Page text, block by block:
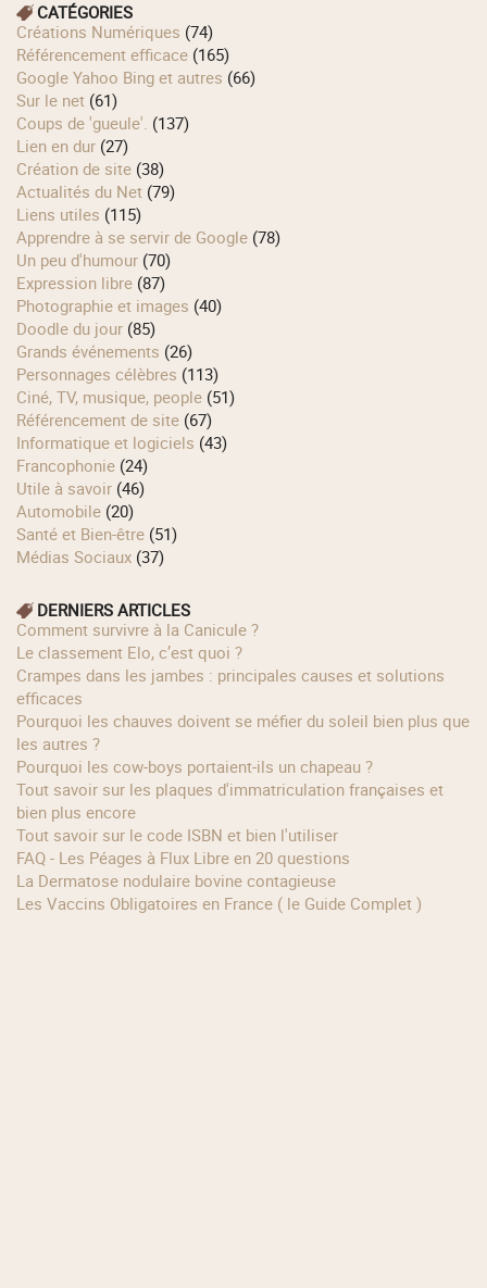
CATÉGORIES
Créations Numériques (74)
Référencement efficace (165)
Google Yahoo Bing et autres (66)
Sur le net (61)
Coups de 'gueule'. (137)
Lien en dur (27)
Création de site (38)
Actualités du Net (79)
Liens utiles (115)
Apprendre à se servir de Google (78)
Un peu d'humour (70)
Expression libre (87)
Photographie et images (40)
Doodle du jour (85)
Grands événements (26)
Personnages célèbres (113)
Ciné, TV, musique, people (51)
Référencement de site (67)
Informatique et logiciels (43)
Francophonie (24)
Utile à savoir (46)
Automobile (20)
Santé et Bien-être (51)
Médias Sociaux (37)
DERNIERS ARTICLES
Comment survivre à la Canicule ?
Le classement Elo, c’est quoi ?
Crampes dans les jambes : principales causes et solutions
efficaces
Pourquoi les chauves doivent se méfier du soleil bien plus que
les autres ?
Pourquoi les cow‑boys portaient‑ils un chapeau ?
Tout savoir sur les plaques d'immatriculation françaises et
bien plus encore
Tout savoir sur le code ISBN et bien l'utiliser
FAQ - Les Péages à Flux Libre en 20 questions
La Dermatose nodulaire bovine contagieuse
Les Vaccins Obligatoires en France ( le Guide Complet )